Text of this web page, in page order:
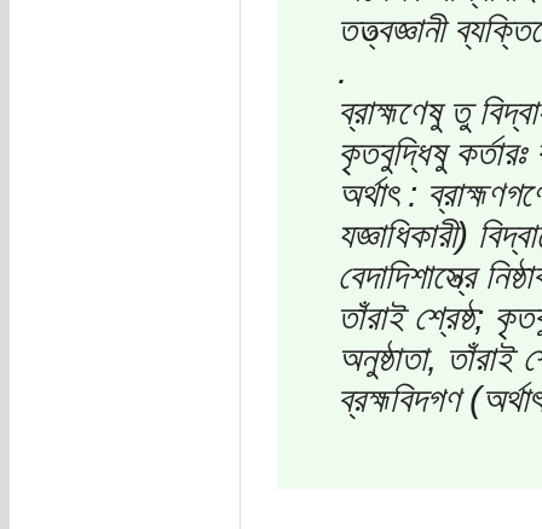
তত্ত্বজ্ঞানী
.
ব্রাহ্মণেষু তু
কৃতবুদ্ধিষু
অর্থাৎ :
যজ্ঞাধিকারী)
বেদাদিশাস্ত্রে
তাঁরাই শ্রেষ্ঠ;
অনুষ্ঠাতা, তাঁরাই
ব্রহ্মবিদগণ